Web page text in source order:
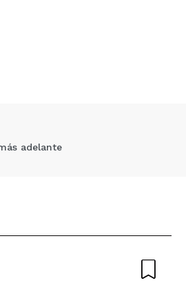
adelante
de viaje porque sirve para todo